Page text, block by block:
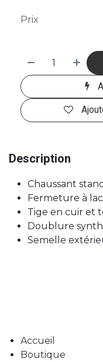
Prix
Description
Chaussant
Fermeture à
Tige en cuir et
Doublure
Semelle
Accueil
Boutique